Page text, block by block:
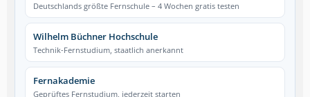
Deutschlands größte Fernschule – 4 Wochen gratis testen
Wilhelm Büchner Hochschule
Technik-Fernstudium, staatlich anerkannt
Fernakademie
Geprüftes Fernstudium, jederzeit starten